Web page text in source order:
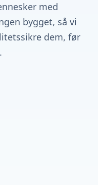
med
bygget, så vi
dem, før